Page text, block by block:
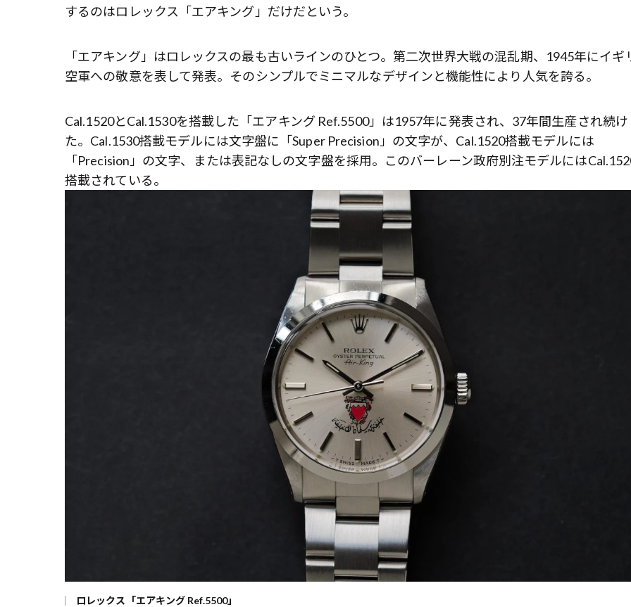
するのはロレックス「エアキング」だけだという。
「エアキング」はロレックスの最も古いラインのひとつ。第二次世界大戦の混乱期、1945年にイギ
空軍への敬意を表して発表。そのシンプルでミニマルなデザインと機能性により人気を誇る。
Cal.1520とCal.1530を搭載した「エアキング Ref.5500」は1957年に発表され、37年間生産され続け
た。Cal.1530搭載モデルには文字盤に「Super Precision」の文字が、Cal.1520搭載モデルには
「Precision」の文字、または表記なしの文字盤を採用。このバーレーン政府別注モデルには
搭載されている。
ロレックス「エアキング Ref.5500」